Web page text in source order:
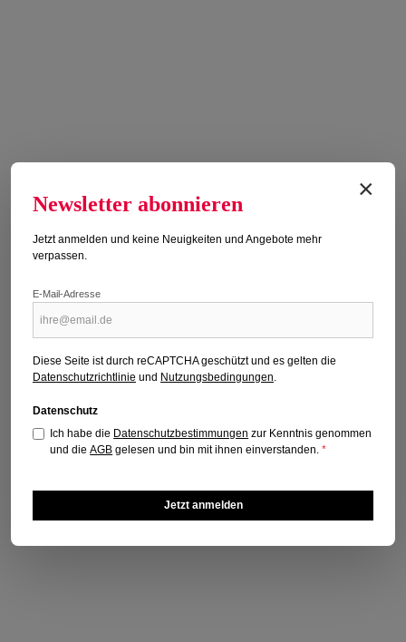
SUDOKU SAMURAI PLUS 75/2026
Regulärer Preis:
Preise inkl. MwSt. zzgl. Versandkosten
×
Newsletter abonnieren
Jetzt anmelden und keine Neuigkeiten und Angebote mehr
verpassen.
E-Mail-Adresse
Diese Seite ist durch reCAPTCHA geschützt und es gelten die
Datenschutzrichtlinie und Nutzungsbedingungen.
Datenschutz
Ich habe die Datenschutzbestimmungen zur Kenntnis genommen
und dieAGB gelesen und bin mit ihnen einverstanden.*
Jetzt anmelden